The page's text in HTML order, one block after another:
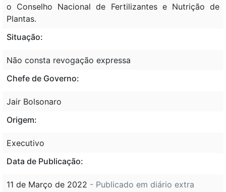
o Conselho Nacional de Fertilizantes e Nutrição de
Plantas.
Situação:
Não consta revogação expressa
Chefe de Governo:
Jair Bolsonaro
Origem:
Executivo
Data de Publicação:
11 de Março de 2022 - Publicado em diário extra